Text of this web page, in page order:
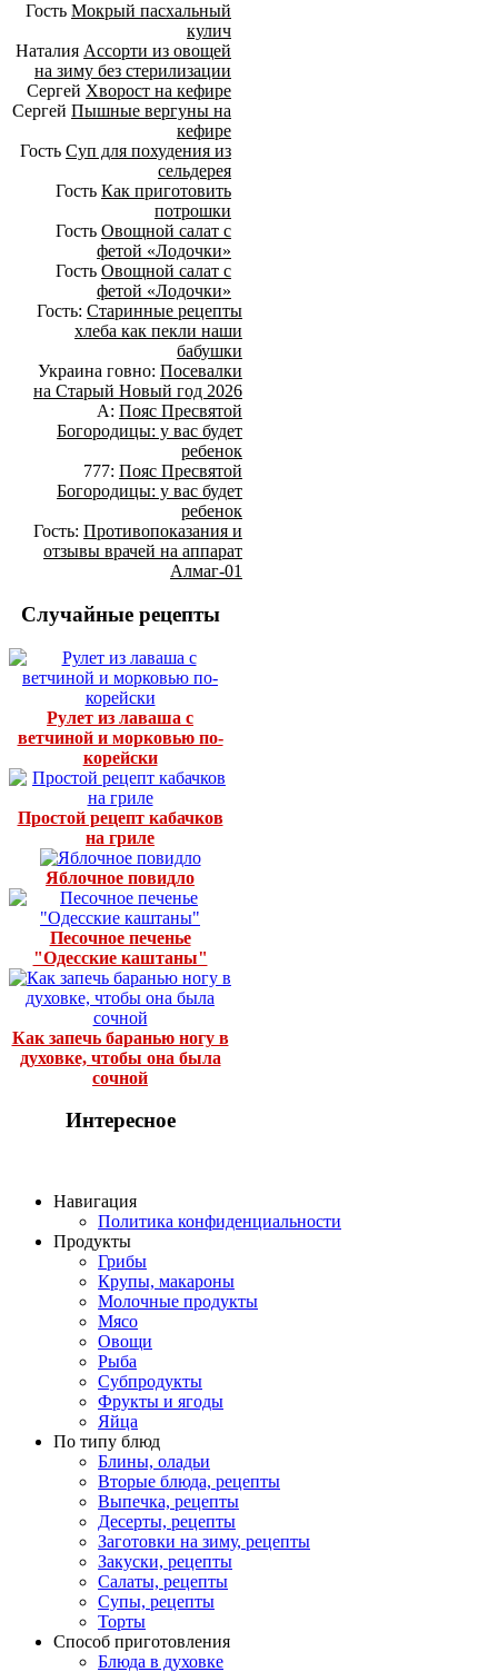
Гость Мокрый пасхальный
кулич
Наталия Ассорти из овощей
на зиму без стерилизации
Сергей Хворост на кефире
Сергей Пышные вергуны на
кефире
Гость Суп для похудения из
сельдерея
Гость Как приготовить
потрошки
Гость Овощной салат с
фетой «Лодочки»
Гость Овощной салат с
фетой «Лодочки»
Гость: Старинные рецепты
хлеба как пекли наши
бабушки
Украина говно: Посевалки
на Старый Новый год 2026
А: Пояс Пресвятой
Богородицы: у вас будет
ребенок
777: Пояс Пресвятой
Богородицы: у вас будет
ребенок
Гость: Противопоказания и
отзывы врачей на аппарат
Алмаг-01
Случайные рецепты
Рулет из лаваша с
ветчиной и морковью по-
корейски
Простой рецепт кабачков
на гриле
Яблочное повидло
Песочное печенье
"Одесские каштаны"
Как запечь баранью ногу в
духовке, чтобы она была
сочной
Интересное
Навигация
Политика конфиденциальности
Продукты
Грибы
Крупы, макароны
Молочные продукты
Мясо
Овощи
Рыба
Субпродукты
Фрукты и ягоды
Яйца
По типу блюд
Блины, оладьи
Вторые блюда, рецепты
Выпечка, рецепты
Десерты, рецепты
Заготовки на зиму, рецепты
Закуски, рецепты
Салаты, рецепты
Супы, рецепты
Торты
Способ приготовления
Блюда в духовке